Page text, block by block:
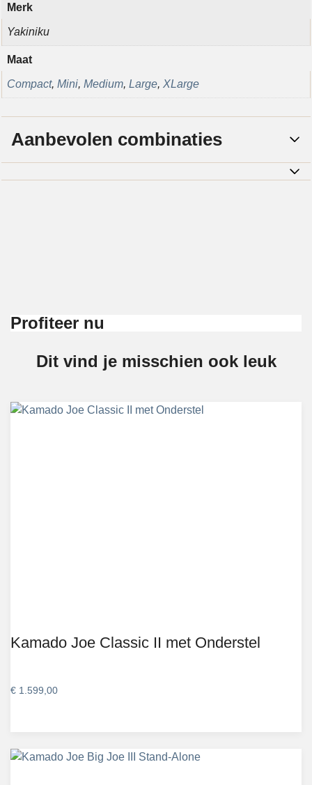
Merk
Yakiniku
Maat
Compact, Mini, Medium, Large, XLarge
Aanbevolen combinaties
Profiteer nu
Dit vind je misschien ook leuk
Kamado Joe Classic II met Onderstel
€ 1.599,00